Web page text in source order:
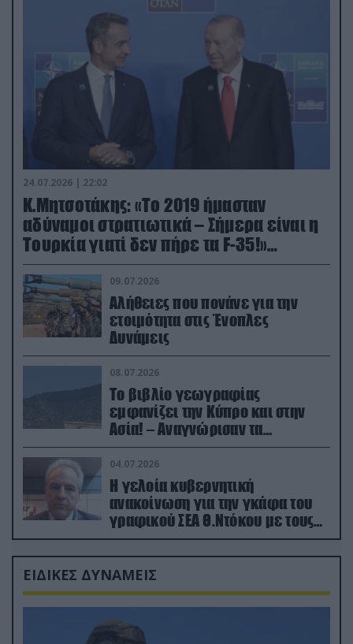
24.07.2026 | 22:02
Κ.Μητσοτάκης: «Το 2019 ήμασταν
αδύναμοι στρατιωτικά – Σήμερα είναι η
Τουρκία γιατί δεν πήρε τα F-35!»
(βίντεο)
09.07.2026
Αλήθειες που πονάνε για την
ετοιμότητα στις Ένοπλες
Δυνάμεις
08.07.2026
Το βιβλίο γεωγραφίας
εμφανίζει την Κύπρο και στην
Ασία! – Αναγνώρισαν τα
κατεχόμενα; (φωτο)
04.07.2026
Η γελοία κυβερνητική
ανακοίνωση για την γκάφα του
γραφικού ΣΕΑ Θ.Ντόκου με τους
Ρώσους φαρσέρ
ΕΙΔΙΚΕΣ ΔΥΝΑΜΕΙΣ